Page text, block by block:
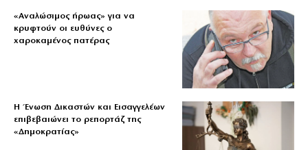
«Aναλώσιμος ήρωας» για να
κρυφτούν οι ευθύνες ο
χαροκαμένος πατέρας
Η Ένωση Δικαστών και Εισαγγελέων
επιβεβαιώνει το ρεπορτάζ της
«Δημοκρατίας»